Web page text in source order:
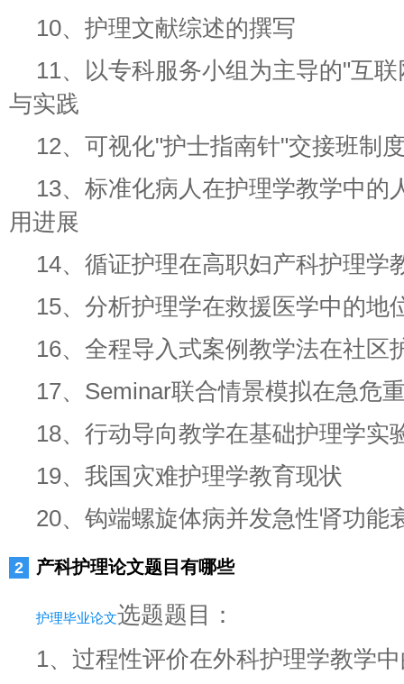
10、护理文献综述的撰写
11、以专科服务小组为主导的"互
与实践
12、可视化"护士指南针"交接班制
13、标准化病人在护理学教学中的
用进展
14、循证护理在高职妇产科护理学
15、分析护理学在救援医学中的地
16、全程导入式案例教学法在社区
17、Seminar联合情景模拟在急危
18、行动导向教学在基础护理学实
19、我国灾难护理学教育现状
20、钩端螺旋体病并发急性肾功能
产科护理论文题目有哪些
护理毕业论文选题题目：
1、过程性评价在外科护理学教学